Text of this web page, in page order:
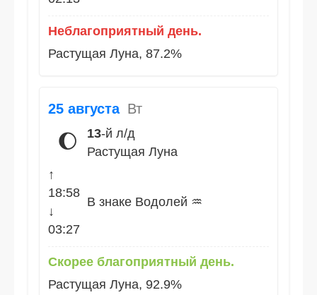
Неблагоприятный день.
Растущая Луна, 87.2%
25 августа Вт
🌔 13-й л/д
Растущая Луна
↑
18:58
↓
03:27
В знаке Водолей ♒
Скорее благоприятный день.
Растущая Луна, 92.9%